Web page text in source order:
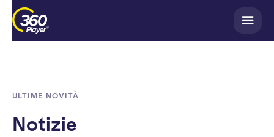
ULTIME NOVITÀ
Notizie